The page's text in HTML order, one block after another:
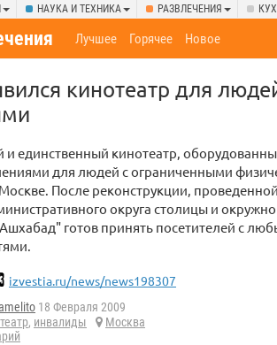
НАУКА И ТЕХНИКА РАЗВЛЕЧЕНИЯ
Лучшее Горячее Новое
кинотеатр для
и единственный кинотеатр,
для людей с ограниченными
После реконструкции,
округа столицы и
готов принять посетителей с
izvestia.ru/news/news198307
18 Февраля 2009
, инвалиды
Москва